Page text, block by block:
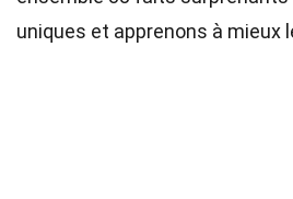
uniques et apprenons à mieux